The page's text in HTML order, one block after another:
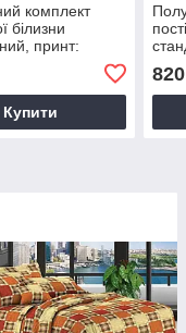
комплект
білизни
принт:
Купити
820